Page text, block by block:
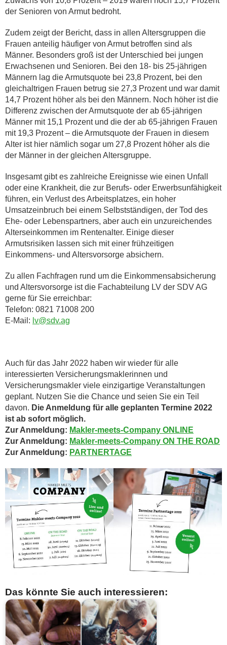
der Senioren von Armut bedroht.
Zudem zeigt der Bericht, dass in allen Altersgruppen die
Frauen anteilig häufiger von Armut betroffen sind als
Männer. Besonders groß ist der Unterschied bei jungen
Erwachsenen und Senioren. Bei den 18- bis 25-jährigen
Männern lag die Armutsquote bei 23,8 Prozent, bei den
gleichaltrigen Frauen betrug sie 27,3 Prozent und war damit
14,7 Prozent höher als bei den Männern. Noch höher ist die
Differenz zwischen der Armutsquote der ab 65-jährigen
Männer mit 15,1 Prozent und die der ab 65-jährigen Frauen
mit 19,3 Prozent – die Armutsquote der Frauen in diesem
Alter ist hier nämlich sogar um 27,8 Prozent höher als die
der Männer in der gleichen Altersgruppe.
Insgesamt gibt es zahlreiche Ereignisse wie einen Unfall
oder eine Krankheit, die zur Berufs- oder Erwerbsunfähigkeit
führen, ein Verlust des Arbeitsplatzes, ein hoher
Umsatzeinbruch bei einem Selbstständigen, der Tod des
Ehe- oder Lebenspartners, aber auch ein unzureichendes
Alterseinkommen im Rentenalter. Einige dieser
Armutsrisiken lassen sich mit einer frühzeitigen
Einkommens- und Altersvorsorge absichern.
Zu allen Fachfragen rund um die Einkommensabsicherung
und Altersvorsorge ist die Fachabteilung LV der SDV AG
gerne für Sie erreichbar:
Telefon: 0821 71008 200
E-Mail: lv@sdv.ag
Auch für das Jahr 2022 haben wir wieder für alle
interessierten Versicherungsmaklerinnen und
Versicherungsmakler viele einzigartige Veranstaltungen
geplant. Nutzen Sie die Chance und seien Sie ein Teil
davon. Die Anmeldung für alle geplanten Termine 2022
ist ab sofort möglich.
Zur Anmeldung: Makler-meets-Company ONLINE
Zur Anmeldung: Makler-meets-Company ON THE ROAD
Zur Anmeldung: PARTNERTAGE
Das könnte Sie auch interessieren: